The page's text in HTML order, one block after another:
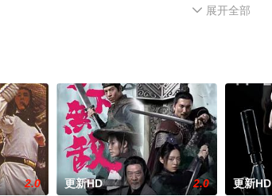
可移步至豆瓣电影、电视猫或剧情网等平台了解。
 展开全部
2.0 更新HD 2.0 更新HD